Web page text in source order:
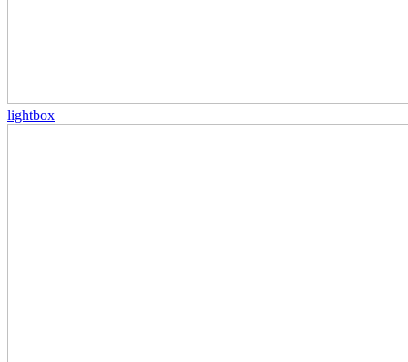
lightbox